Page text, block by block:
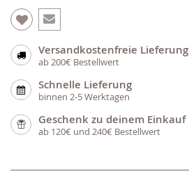
Versandkostenfreie Lieferung
ab 200€ Bestellwert
Schnelle Lieferung
binnen 2-5 Werktagen
Geschenk zu deinem Einkauf
ab 120€ und 240€ Bestellwert